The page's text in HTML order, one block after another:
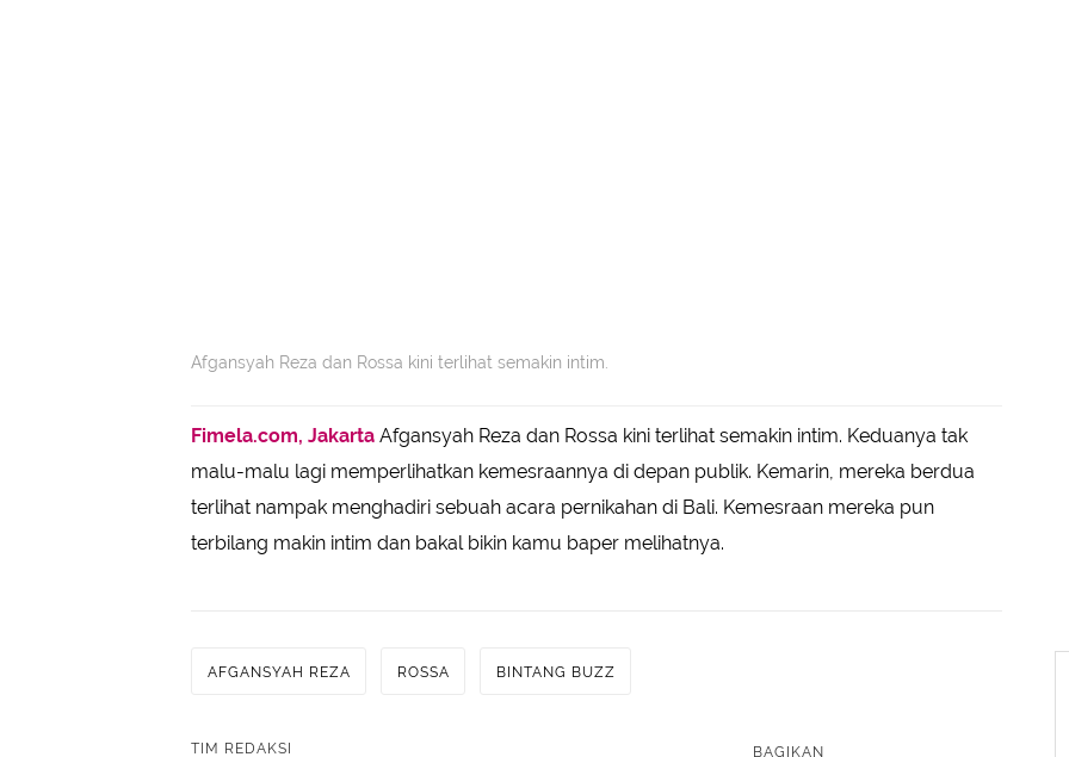
Afgansyah Reza dan Rossa kini terlihat semakin intim.
Fimela.com, Jakarta Afgansyah Reza dan Rossa kini terlihat semakin intim. Keduanya tak
malu-malu lagi memperlihatkan kemesraannya di depan publik. Kemarin, mereka berdua
terlihat nampak menghadiri sebuah acara pernikahan di Bali. Kemesraan mereka pun
terbilang makin intim dan bakal bikin kamu baper melihatnya.
AFGANSYAH REZA ROSSA BINTANG BUZZ
TIM REDAKSI BAGIKAN